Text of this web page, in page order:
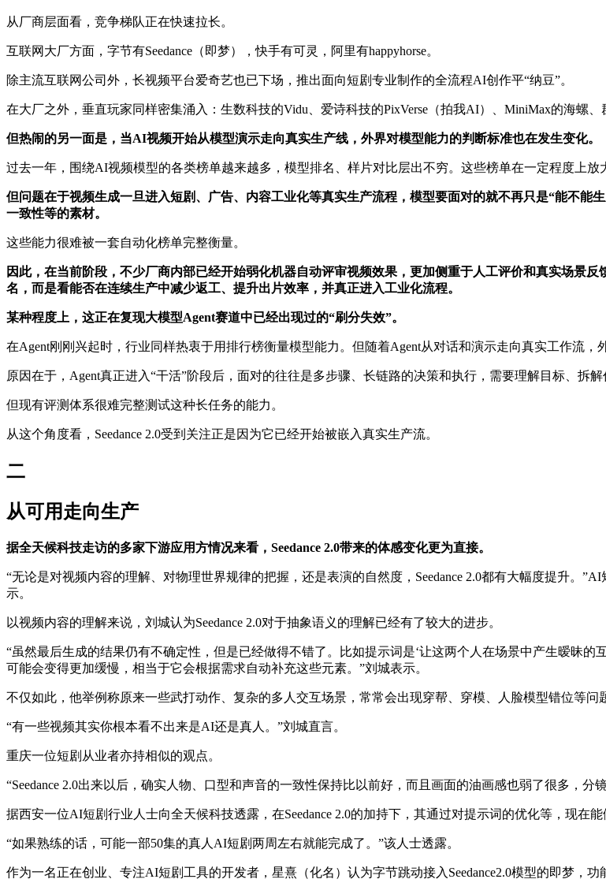
从厂商层面看，竞争梯队正在快速拉长。
互联网大厂方面，字节有Seedance（即梦），快手有可灵，阿里有happyhorse。
除主流互联网公司外，长视频平台爱奇艺也已下场，推出面向短剧专业制作的全流程AI创作平“纳豆”。
在大厂之外，垂直玩家同样密集涌入：生数科技的Vidu、爱诗科技的PixVerse（拍我AI）、MiniMax的海螺
但热闹的另一面是，当AI视频开始从模型演示走向真实生产线，外界对模型能力的判断标准也在发生变化。
过去一年，围绕AI视频模型的各类榜单越来越多，模型排名、样片对比层出不穷。这些榜单在一定程度上放
但问题在于视频生成一旦进入短剧、广告、内容工业化等真实生产流程，模型要面对的就不再只是“能不能
一致性等的素材。
这些能力很难被一套自动化榜单完整衡量。
因此，在当前阶段，不少厂商内部已经开始弱化机器自动评审视频效果，更加侧重于人工评价和真实场景
名，而是看能否在连续生产中减少返工、提升出片效率，并真正进入工业化流程。
某种程度上，这正在复现大模型Agent赛道中已经出现过的“刷分失效”。
在Agent刚刚兴起时，行业同样热衷于用排行榜衡量模型能力。但随着Agent从对话和演示走向真实工作流，
原因在于，Agent真正进入“干活”阶段后，面对的往往是多步骤、长链路的决策和执行，需要理解目标、拆
但现有评测体系很难完整测试这种长任务的能力。
从这个角度看，Seedance 2.0受到关注正是因为它已经开始被嵌入真实生产流。
二
从可用走向生产
据全天候科技走访的多家下游应用方情况来看，Seedance 2.0带来的体感变化更为直接。
“无论是对视频内容的理解、对物理世界规律的把握，还是表演的自然度，Seedance 2.0都有大幅度提升。
示。
以视频内容的理解来说，刘城认为Seedance 2.0对于抽象语义的理解已经有了较大的进步。
“虽然最后生成的结果仍有不确定性，但是已经做得不错了。比如提示词是‘让这两个人在场景中产生暧昧
可能会变得更加缓慢，相当于它会根据需求自动补充这些元素。”刘城表示。
不仅如此，他举例称原来一些武打动作、复杂的多人交互场景，常常会出现穿帮、穿模、人脸模型错位等问
“有一些视频其实你根本看不出来是AI还是真人。”刘城直言。
重庆一位短剧从业者亦持相似的观点。
“Seedance 2.0出来以后，确实人物、口型和声音的一致性保持比以前好，而且画面的油画感也弱了很多，分
据西安一位AI短剧行业人士向全天候科技透露，在Seedance 2.0的加持下，其通过对提示词的优化等，现在
“如果熟练的话，可能一部50集的真人AI短剧两周左右就能完成了。”该人士透露。
作为一名正在创业、专注AI短剧工具的开发者，星熹（化名）认为字节跳动接入Seedance2.0模型的即梦，功